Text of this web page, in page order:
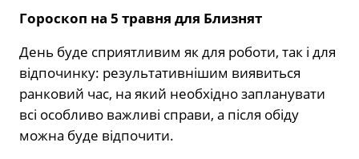
Гороскоп на 5 травня для Близнят
День буде сприятливим як для роботи, так і для
відпочинку: результативнішим виявиться
ранковий час, на який необхідно запланувати
всі особливо важливі справи, а після обіду
можна буде відпочити.